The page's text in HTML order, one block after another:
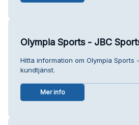
Olympia Sports - JBC
Hitta information om Olympia Sports
kundtjänst.
Mer info